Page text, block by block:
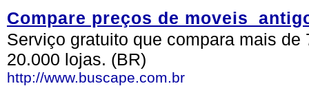
Compare preços de
Serviço gratuito que compara mais
20.000 lojas. (BR)
http://www.buscape.com.br